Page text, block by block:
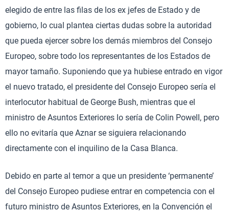
elegido de entre las filas de los ex jefes de Estado y de
gobierno, lo cual plantea ciertas dudas sobre la autoridad
que pueda ejercer sobre los demás miembros del Consejo
Europeo, sobre todo los representantes de los Estados de
mayor tamaño. Suponiendo que ya hubiese entrado en vigor
el nuevo tratado, el presidente del Consejo Europeo sería el
interlocutor habitual de George Bush, mientras que el
ministro de Asuntos Exteriores lo sería de Colin Powell, pero
ello no evitaría que Aznar se siguiera relacionando
directamente con el inquilino de la Casa Blanca.
Debido en parte al temor a que un presidente ‘permanente’
del Consejo Europeo pudiese entrar en competencia con el
futuro ministro de Asuntos Exteriores, en la Convención el